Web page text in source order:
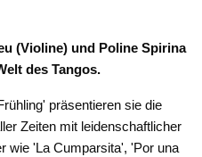
(Violine) und Poline Spirina
des Tangos.
präsentieren sie die
Zeiten mit leidenschaftlicher
wie 'La Cumparsita', 'Por una